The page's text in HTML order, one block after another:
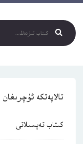
تالاپەتكە
كىتاب تەپسىلاتى